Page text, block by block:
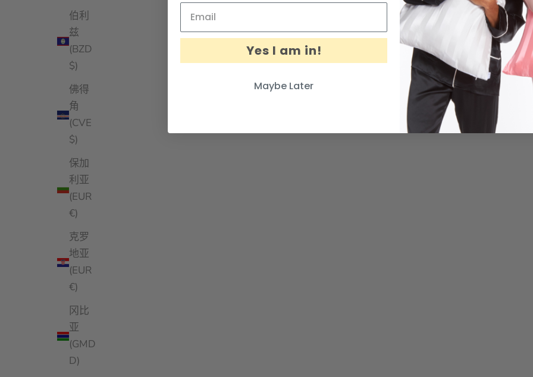
伯利
兹
(BZD
$)
佛得
角
(CVE
$)
保加
利亚
(EUR
€)
克罗
地亚
(EUR
€)
冈比
亚
(GMD
D)
Yes I am in!
Maybe Later